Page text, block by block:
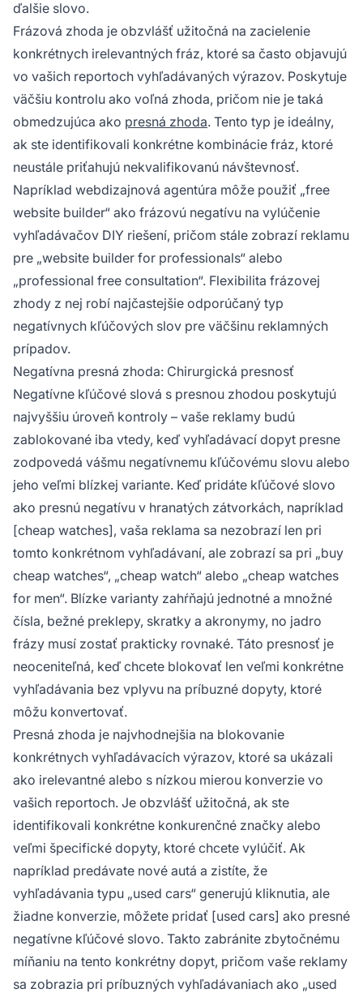
ďalšie slovo.
Frázová zhoda je obzvlášť užitočná na zacielenie
konkrétnych irelevantných fráz, ktoré sa často objavujú
vo vašich reportoch vyhľadávaných výrazov. Poskytuje
väčšiu kontrolu ako voľná zhoda, pričom nie je taká
obmedzujúca ako presná zhoda. Tento typ je ideálny,
ak ste identifikovali konkrétne kombinácie fráz, ktoré
neustále priťahujú nekvalifikovanú návštevnosť.
Napríklad webdizajnová agentúra môže použiť „free
website builder“ ako frázovú negatívu na vylúčenie
vyhľadávačov DIY riešení, pričom stále zobrazí reklamu
pre „website builder for professionals“ alebo
„professional free consultation“. Flexibilita frázovej
zhody z nej robí najčastejšie odporúčaný typ
negatívnych kľúčových slov pre väčšinu reklamných
prípadov.
Negatívna presná zhoda: Chirurgická presnosť
Negatívne kľúčové slová s presnou zhodou poskytujú
najvyššiu úroveň kontroly – vaše reklamy budú
zablokované iba vtedy, keď vyhľadávací dopyt presne
zodpovedá vášmu negatívnemu kľúčovému slovu alebo
jeho veľmi blízkej variante. Keď pridáte kľúčové slovo
ako presnú negatívu v hranatých zátvorkách, napríklad
[cheap watches], vaša reklama sa nezobrazí len pri
tomto konkrétnom vyhľadávaní, ale zobrazí sa pri „buy
cheap watches“, „cheap watch“ alebo „cheap watches
for men“. Blízke varianty zahŕňajú jednotné a množné
čísla, bežné preklepy, skratky a akronymy, no jadro
frázy musí zostať prakticky rovnaké. Táto presnosť je
neoceniteľná, keď chcete blokovať len veľmi konkrétne
vyhľadávania bez vplyvu na príbuzné dopyty, ktoré
môžu konvertovať.
Presná zhoda je najvhodnejšia na blokovanie
konkrétnych vyhľadávacích výrazov, ktoré sa ukázali
ako irelevantné alebo s nízkou mierou konverzie vo
vašich reportoch. Je obzvlášť užitočná, ak ste
identifikovali konkrétne konkurenčné značky alebo
veľmi špecifické dopyty, ktoré chcete vylúčiť. Ak
napríklad predávate nové autá a zistíte, že
vyhľadávania typu „used cars“ generujú kliknutia, ale
žiadne konverzie, môžete pridať [used cars] ako presné
negatívne kľúčové slovo. Takto zabránite zbytočnému
míňaniu na tento konkrétny dopyt, pričom vaše reklamy
sa zobrazia pri príbuzných vyhľadávaniach ako „used